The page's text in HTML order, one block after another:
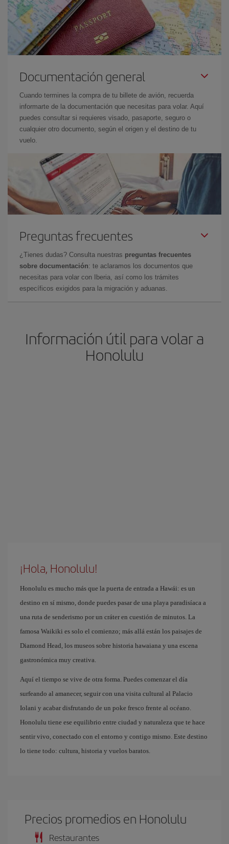
Documentación general
Cuando termines la compra de tu billete de avión, recuerda
informarte de la documentación que necesitas para volar. Aquí
puedes consultar si requieres visado, pasaporte, seguro o
cualquier otro documento, según el origen y el destino de tu
vuelo.
Preguntas frecuentes
¿Tienes dudas? Consulta nuestras preguntas frecuentes
sobre documentación: te aclaramos los documentos que
necesitas para volar con Iberia, así como los trámites
específicos exigidos para la migración y aduanas.
Información útil para volar a
Honolulu
¡Hola, Honolulu!
Honolulu es mucho más que la puerta de entrada a Hawái: es un
destino en sí mismo, donde puedes pasar de una playa paradisíaca a
una ruta de senderismo por un cráter en cuestión de minutos. La
famosa Waikiki es solo el comienzo; más allá están los paisajes de
Diamond Head, los museos sobre historia hawaiana y una escena
gastronómica muy creativa.
Aquí el tiempo se vive de otra forma. Puedes comenzar el día
surfeando al amanecer, seguir con una visita cultural al Palacio
Iolani y acabar disfrutando de un poke fresco frente al océano.
Honolulu tiene ese equilibrio entre ciudad y naturaleza que te hace
sentir vivo, conectado con el entorno y contigo mismo. Este destino
lo tiene todo: cultura, historia y vuelos baratos.
Precios promedios en Honolulu
Restaurantes